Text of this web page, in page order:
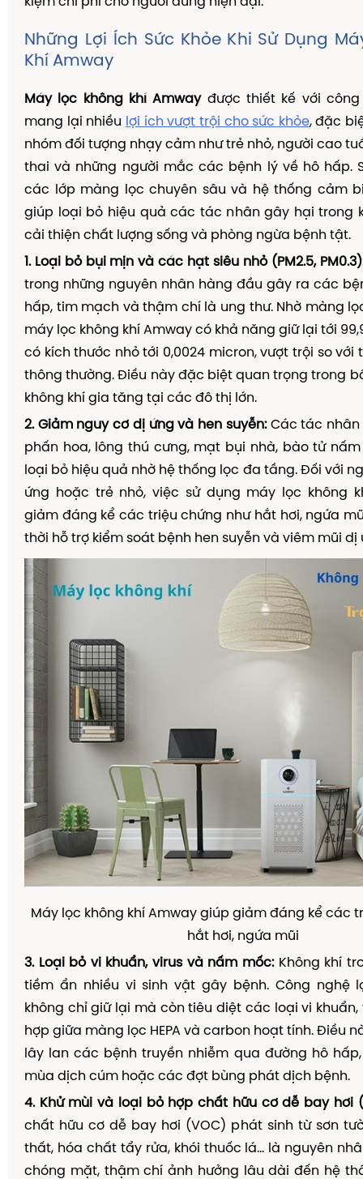
Những Lợi Ích Sức Khỏe Khi Sử Dụng
Khí Amway
Máy lọc không khí Amwayđược thiết kế với công
mang lại nhiều lợi ích vượt trội cho sức khỏe, đặc
nhóm đối tượng nhạy cảm như trẻ nhỏ, người cao
thai và những người mắc các bệnh lý về hô hấp.
các lớp màng lọc chuyên sâu và hệ thống cảm
giúp loại bỏ hiệu quả các tác nhân gây hại trong
cải thiện chất lượng sống và phòng ngừa bệnh tật.
1. Loại bỏ bụi mịn và các hạt siêu nhỏ (PM2.5,
trong những nguyên nhân hàng đầu gây ra các
hấp, tim mạch và thậm chí là ung thư. Nhờ màng lọc
máy lọc không khí Amway có khả năng giữ lại tới
có kích thước nhỏ tới 0,0024 micron, vượt trội so với
thông thường. Điều này đặc biệt quan trọng trong
không khí gia tăng tại các đô thị lớn.
2. Giảm nguy cơ dị ứng và hen suyễn:Các tác nhân
phấn hoa, lông thú cưng, mạt bụi nhà, bào tử
loại bỏ hiệu quả nhờ hệ thống lọc đa tầng. Đối với
ứng hoặc trẻ nhỏ, việc sử dụng máy lọc không
giảm đáng kể các triệu chứng như hắt hơi, ngứa
thời hỗ trợ kiểm soát bệnh hen suyễn và viêm mũi dị
Máy lọc không khí Amway giúp giảm đáng kể các
hắt hơi, ngứa mũi
3. Loại bỏ vi khuẩn, virus và nấm mốc:Không khí
tiềm ẩn nhiều vi sinh vật gây bệnh. Công nghệ
không chỉ giữ lại mà còn tiêu diệt các loại vi khuẩn,
hợp giữa màng lọc HEPA và carbon hoạt tính. Điều
lây lan các bệnh truyền nhiễm qua đường hô
mùa dịch cúm hoặc các đợt bùng phát dịch bệnh.
4. Khử mùi và loại bỏ hợp chất hữu cơ dễ bay hơi
chất hữu cơ dễ bay hơi (VOC) phát sinh từ sơn
thất, hóa chất tẩy rửa, khói thuốc lá… là nguyên
chóng mặt, thậm chí ảnh hưởng lâu dài đến hệ